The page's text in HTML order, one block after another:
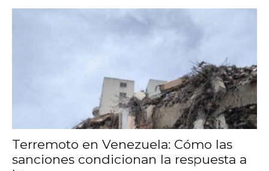
Terremoto en Venezuela: Cómo las
sanciones condicionan la respuesta a